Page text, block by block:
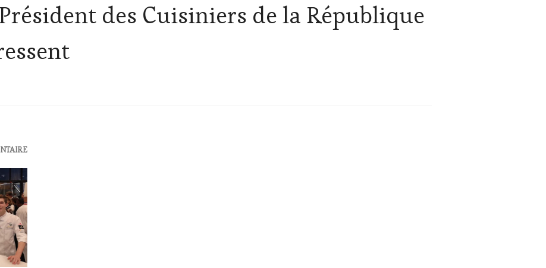
des Cuisiniers de la République